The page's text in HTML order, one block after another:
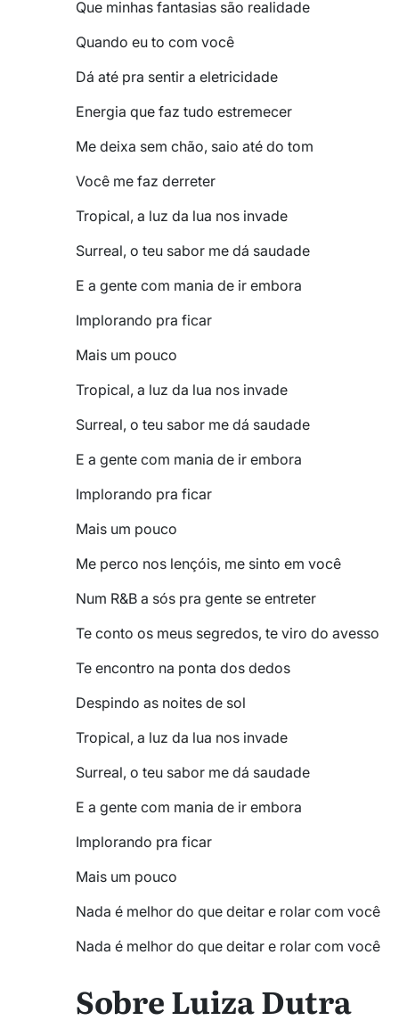
Que minhas fantasias são realidade
Quando eu to com você
Dá até pra sentir a eletricidade
Energia que faz tudo estremecer
Me deixa sem chão, saio até do tom
Você me faz derreter
Tropical, a luz da lua nos invade
Surreal, o teu sabor me dá saudade
E a gente com mania de ir embora
Implorando pra ficar
Mais um pouco
Tropical, a luz da lua nos invade
Surreal, o teu sabor me dá saudade
E a gente com mania de ir embora
Implorando pra ficar
Mais um pouco
Me perco nos lençóis, me sinto em você
Num R&B a sós pra gente se entreter
Te conto os meus segredos, te viro do avesso
Te encontro na ponta dos dedos
Despindo as noites de sol
Tropical, a luz da lua nos invade
Surreal, o teu sabor me dá saudade
E a gente com mania de ir embora
Implorando pra ficar
Mais um pouco
Nada é melhor do que deitar e rolar com você
Nada é melhor do que deitar e rolar com você
Sobre Luiza Dutra